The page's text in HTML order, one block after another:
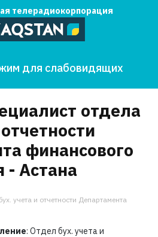
телерадиокорпорация
для слабовидящих
отдела
финансового
- Астана
учета и отчетности Департамента
: Отдел бух. учета и